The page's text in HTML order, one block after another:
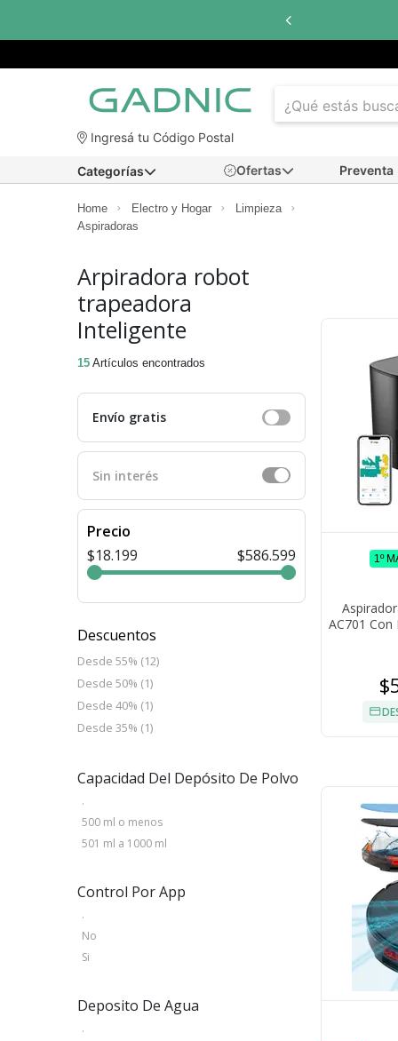
Ingresá tu Código Postal
Ofertas Preventa
Categorías
Home Electro y Hogar
Limpieza
Aspiradoras
Arpiradora robot
trapeadora
Inteligente
15 Artículos encontrados
Envío gratis
Sin interés
Precio
$18.199
$586.599
Descuentos
Desde 55% (12)
Desde 50% (1)
Desde 40% (1)
Desde 35% (1)
Capacidad Del Depósito De Polvo
.
500 ml o menos
501 ml a 1000 ml
Control Por App
.
No
Si
Deposito De Agua
.
1º
AC701